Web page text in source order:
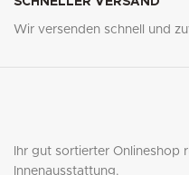
Wir versenden schnell und
Ihr gut sortierter Onlineshop
Innenausstattung.